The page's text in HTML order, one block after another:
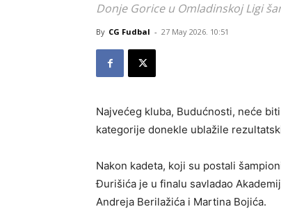
Donje Gorice u Omladinskoj Ligi
By CG Fudbal - 27 May 2026. 10:51
Najvećeg kluba, Budućnosti, neće
kategorije donekle ublažile
Nakon kadeta, koji su postali
Đurišića je u finalu savladao
Andreja Berilažića i Martina Bojića.